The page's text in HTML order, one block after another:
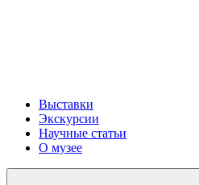
Выставки
Экскурсии
Научные статьи
О музее